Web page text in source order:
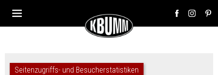
Seitenzugriffs- und Besucherstatistiken